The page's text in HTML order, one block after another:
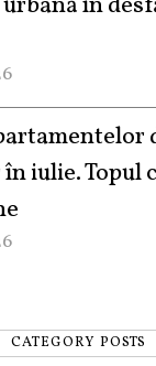
iulie. Topul
CATEGORY POSTS